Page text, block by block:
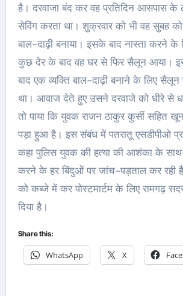
है। दरवाजा बंद कर वह प्रतिदिन आसपास के
सेविंग करता था। शुक्रवार को भी वह सुबह
बाल-दाढ़ी बनाया। इसके बाद नास्ता करने के
कुछ देर के बाद वह घर से फिर सैलून
बाद एक व्यक्ति बाल-दाढ़ी बनाने के लिए सैलून
था। आवाज देते हुए उसने दरवाजे को धीरे से
तो पाया कि युवक राजन ठाकुर कुर्सी सहित
पड़ा हुआ है। इस संबंध में पतरातू एसडीपीओ
कहा पुलिस युवक की हत्या की आशंका के
करने के हर बिंदुओं पर जांच-पड़ताल कर रही
को कब्जे में कर पोस्टमार्टम के लिए रामगढ़
दिया है।
Share this:
WhatsApp X